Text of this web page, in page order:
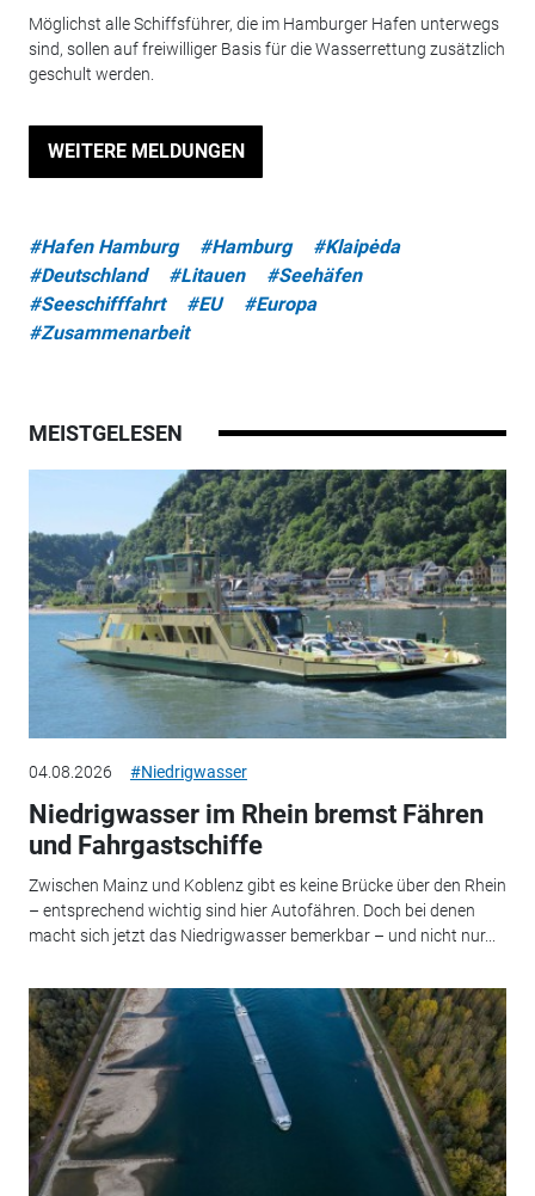
Möglichst alle Schiffsführer, die im Hamburger Hafen unterwegs
sind, sollen auf freiwilliger Basis für die Wasserrettung zusätzlich
geschult werden.
WEITERE MELDUNGEN
#Hafen Hamburg #Hamburg
#Klaipėda
#Deutschland
#Litauen
#Seehäfen
#Seeschifffahrt
#EU
#Europa
#Zusammenarbeit
MEISTGELESEN
04.08.2026 #Niedrigwasser
Niedrigwasser im Rhein bremst Fähren
und Fahrgastschiffe
Zwischen Mainz und Koblenz gibt es keine Brücke über den Rhein
– entsprechend wichtig sind hier Autofähren. Doch bei denen
macht sich jetzt das Niedrigwasser bemerkbar – und nicht nur...